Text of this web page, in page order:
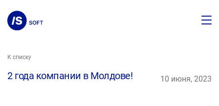
К списку
2 года компании в Молдове! 10 июня, 2023